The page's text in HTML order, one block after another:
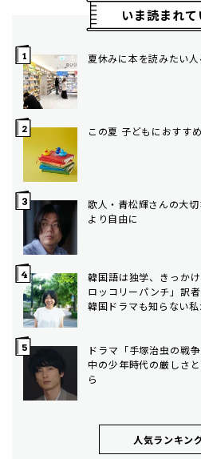
いま読まれ
夏休みに本を読みたい
この夏 子どもにおすす
歌人・青松輝さんの大
より自由に
韓国語は独学、きっか
ロッコリーパンチ」訳
韓国ドラマも知らない
ドラマ「手塚治虫の戦
中の少年時代の厳しさ
ら
人気ランキン